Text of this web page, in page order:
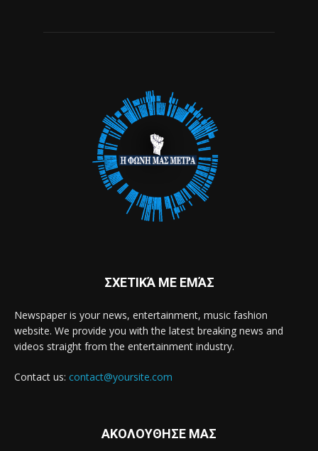
ΣΧΕΤΙΚΆ ΜΕ ΕΜΆΣ
Newspaper is your news, entertainment, music fashion
website. We provide you with the latest breaking news and
videos straight from the entertainment industry.
Contact us: contact@yoursite.com
ΑΚΟΛΟΥΘΗΣΕ ΜΑΣ